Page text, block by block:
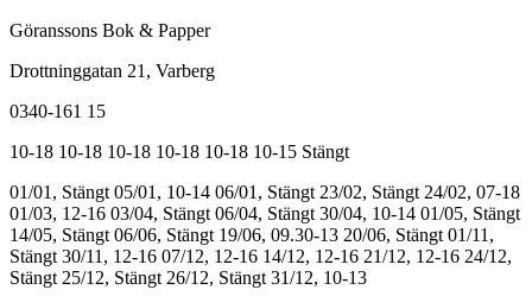
Göranssons Bok & Papper
Drottninggatan 21 , Varberg
0340-161 15
10-18 10-18 10-18 10-18 10-18 10-15 Stängt
01/01, Stängt 05/01, 10-14 06/01, Stängt 23/02, Stängt 24/02, 07-18
01/03, 12-16 03/04, Stängt 06/04, Stängt 30/04, 10-14 01/05, Stängt
14/05, Stängt 06/06, Stängt 19/06, 09.30-13 20/06, Stängt 01/11,
Stängt 30/11, 12-16 07/12, 12-16 14/12, 12-16 21/12, 12-16 24/12,
Stängt 25/12, Stängt 26/12, Stängt 31/12, 10-13